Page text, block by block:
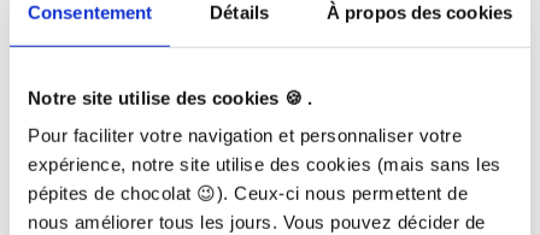
Consentement Détails À propos des cookies
Notre site utilise des cookies 🍪 .
Pour faciliter votre navigation et personnaliser votre
expérience, notre site utilise des cookies (mais sans les
pépites de chocolat 😉). Ceux-ci nous permettent de
nous améliorer tous les jours. Vous pouvez décider de
Un fil conducteur toute l’année pour savoir
d'important
12 fiches de plan de potager►
Un support prêt à l’emploi pour organiser ton